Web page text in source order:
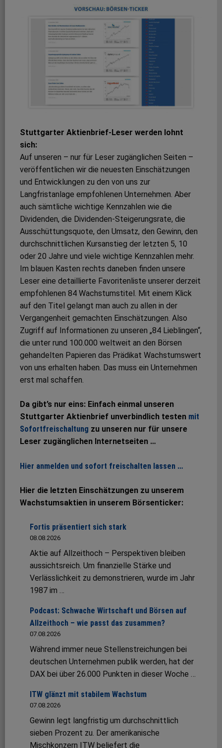
Stuttgarter Aktienbrief-Leser werden lohnt
sich:
Auf unseren – nur für Leser zugänglichen Seiten –
veröffentlichen wir die neuesten Einschätzungen
und Entwicklungen zu den von uns zur
Langfristanlage empfohlenen Unternehmen. Aber
auch sämtliche wichtige Kennzahlen wie die
Dividenden, die Dividenden-Steigerungsrate, die
Ausschüttungsquote, den Umsatz, den Gewinn, den
durchschnittlichen Kursanstieg der letzten 5, 10
oder 20 Jahre und viele wichtige Kennzahlen mehr.
Im blauen Kasten rechts daneben finden unsere
Leser eine detaillierte Favoritenliste unserer derzeit
empfohlenen 84 Wachstumstitel. Mit einem Klick
auf den Titel gelangt man auch zu allen in der
Vergangenheit gemachten Einschätzungen. Also
Zugriff auf Informationen zu unseren „84 Lieblingen“,
die unter rund 100.000 weltweit an den Börsen
gehandelten Papieren das Prädikat Wachstumswert
von uns erhalten haben. Das muss ein Unternehmen
erst mal schaffen.
Da gibt’s nur eins: Einfach einmal unseren
Stuttgarter Aktienbrief unverbindlich testen mit
Sofortfreischaltung zu unseren nur für unsere
Leser zugänglichen Internetseiten …
Hier anmelden und sofort freischalten lassen …
Hier die letzten Einschätzungen zu unserem
Wachstumsaktien in unserem Börsenticker:
Fortis präsentiert sich stark
08.08.2026
Aktie auf Allzeithoch – Perspektiven bleiben
aussichtsreich. Um finanzielle Stärke und
Verlässlichkeit zu demonstrieren, wurde im Jahr
1987 im …
Podcast: Schwache Wirtschaft und Börsen auf
Allzeithoch – wie passt das zusammen?
07.08.2026
Während immer neue Stellenstreichungen bei
deutschen Unternehmen publik werden, hat der
DAX bei über 26.000 Punkten in dieser Woche …
ITW glänzt mit stabilem Wachstum
07.08.2026
Gewinn legt langfristig um durchschnittlich
sieben Prozent zu. Der amerikanische
Mischkonzern ITW beliefert die